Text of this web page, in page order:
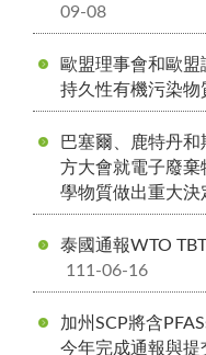
09-08
歐盟理事會和歐
持久性有機污染物
巴塞爾、鹿特丹和
方大會就電子廢
學物質做出重大決
泰國通報WTO
111-06-16
加州SCP將含
今年完成通報與提